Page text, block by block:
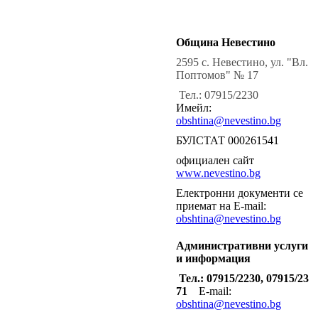
Община Невестино
2595 с. Невестино, ул. "Вл.
Поптомов" № 17
Тел.: 07915/2230
Имейл:
obshtina@nevestino.bg
БУЛСТАТ 000261541
официален сайт
www.nevestino.bg
Електронни документи се
приемат на E-mail:
obshtina@nevestino.bg
Административни услуги
и информация
Тел.: 07915/2230, 07915/23
71
E-mail:
obshtina@nevestino.bg